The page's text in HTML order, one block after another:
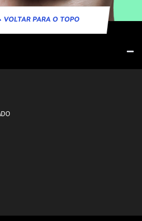
VOLTAR PARA O TOPO